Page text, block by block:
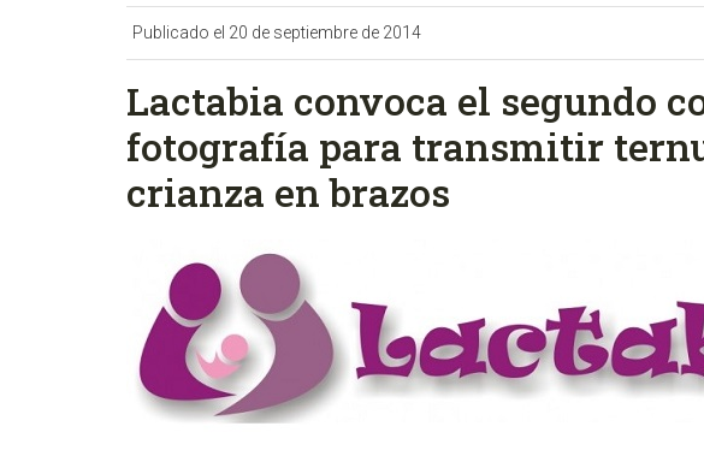
Publicado el 20 de septiembre de 2014
Lactabia convoca el segundo
fotografía para transmitir
crianza en brazos